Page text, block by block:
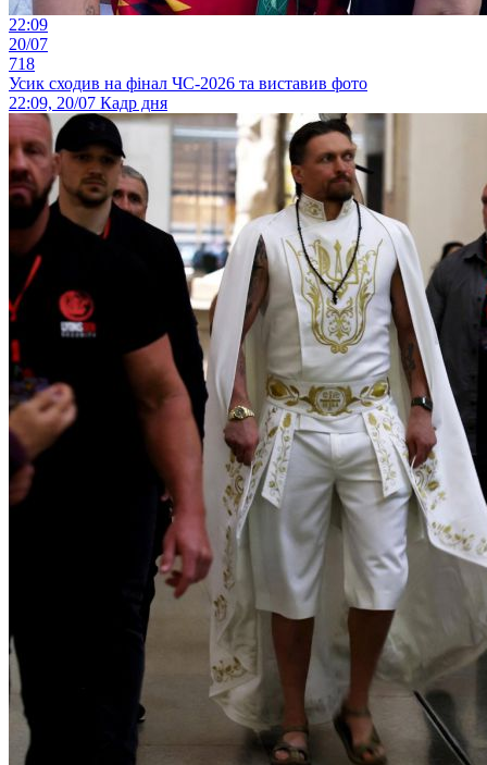
22:09
20/07
718
Усик сходив на фінал ЧС-2026 та виставив фото
22:09, 20/07 Кадр дня